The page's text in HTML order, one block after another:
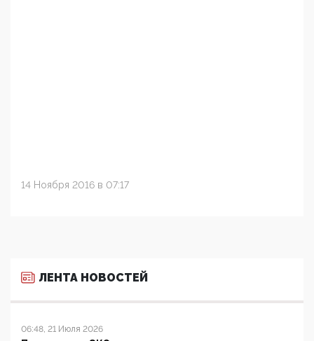
14 Ноября 2016 в 07:17
ЛЕНТА НОВОСТЕЙ
06:48, 21 Июля 2026